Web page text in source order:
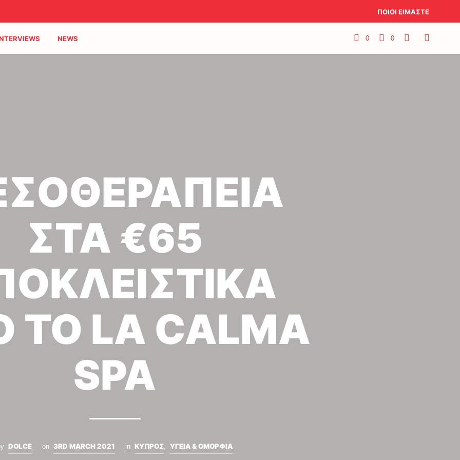
ΠΟΙΟΙ ΕΙΜΑΣΤΕ
NEWS 0 0
ΣΤΑ €65
LA CALMA
SPA
DOLCE on 3RD MARCH 2021 in ΚΥΠΡΟΣ, ΥΓΕΙΑ & ΟΜΟΡΦΙΑ